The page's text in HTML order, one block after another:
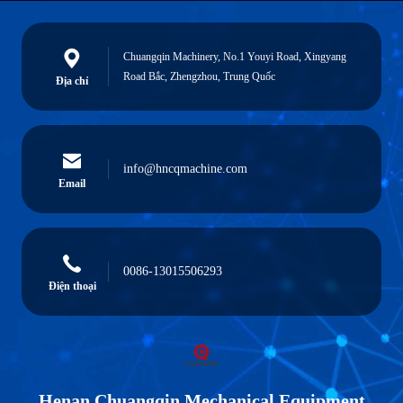
Địa chỉ
Chuangqin Machinery, No.1 Youyi Road, Xingyang
Road Bắc, Zhengzhou, Trung Quốc
Email
info@hncqmachine.com
Điện thoại
0086-13015506293